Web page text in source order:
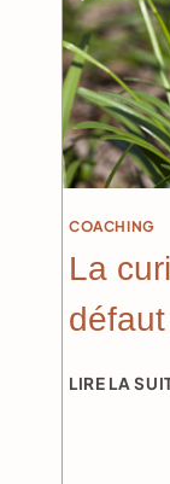
COACHING
La
LIRE LA